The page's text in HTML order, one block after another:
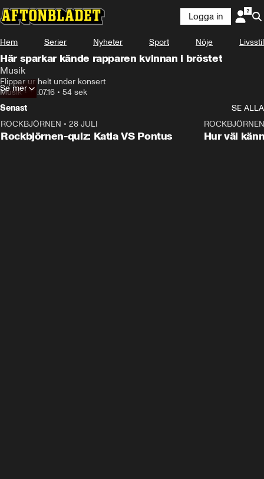
Logga in
Hem Serier Nyheter Sport Nöje Livsstil
Här sparkar kände rapparen kvinnan i bröstet
Musik
Flippar ur helt under konsert
Musik• 15.07.16 • 54 sek
Se mer
Senast
SE ALLA
ROCKBJÖRNEN • 28 JULI
Rockbjörnen-quiz: Katia VS Pontus
ROCKBJÖRNEN
Hur väl